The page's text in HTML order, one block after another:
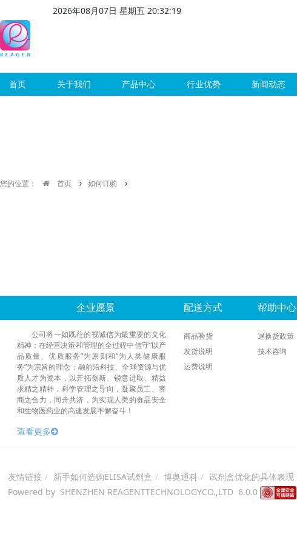
2026年08月07日 星期五 20:32:20
首页 关于我们 产品中心 行业优势 新闻动态
您的位置： 首页 如何订购
企业愿景
公司将一如既往的视诚信为最重要的文化
精神；在经营决策和管理的全过程中信守“以产
品质量、优质服务”为原则和“为人类健康服
务”为宗旨的理念；融前沿科技、全球资源与优
质人才为资本，以开拓创新、锐意进取、精益
求精之精神，科学管理之导向，凝聚员工、客
商之合力，同舟共济，为实现人类的食品安全
和生物医药业的高速发展不懈奋斗！
查看更多
配送方式
商品验货
发货说明
运费说明
帮助中心
退换货政策
技术咨询
友情链接 新手如何选购ELISA试剂盒 博奥通科 试剂盒优化的具体表现
Powered by SHENZHEN REAGENTTECHNOLOGYCO.,LTD 6.0.0